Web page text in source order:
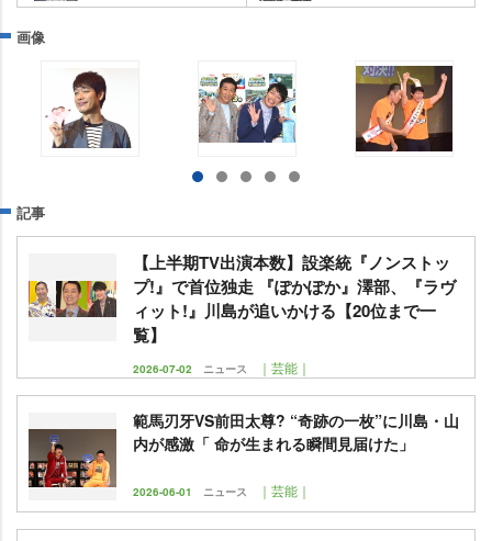
画像
記事
【上半期TV出演本数】設楽統『ノンストッ
プ!』で首位独走 『ぽかぽか』澤部、『ラヴ
ィット!』川島が追いかける【20位まで一
覧】
2026-07-02 ニュース ｜芸能｜
範馬刃牙VS前田太尊? “奇跡の一枚”に川島・山
内が感激「 命が生まれる瞬間見届けた」
2026-06-01 ニュース ｜芸能｜